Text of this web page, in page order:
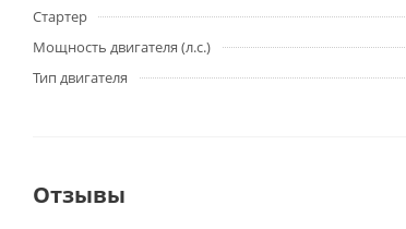
Стартер
Мощность двигателя (л.с.)
Тип двигателя
Отзывы